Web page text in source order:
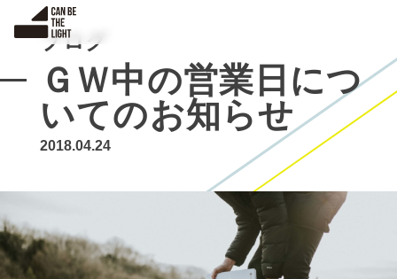
p
e
n
ブログ
ＧＷ中の営業日につ
いてのお知らせ
2018.04.24